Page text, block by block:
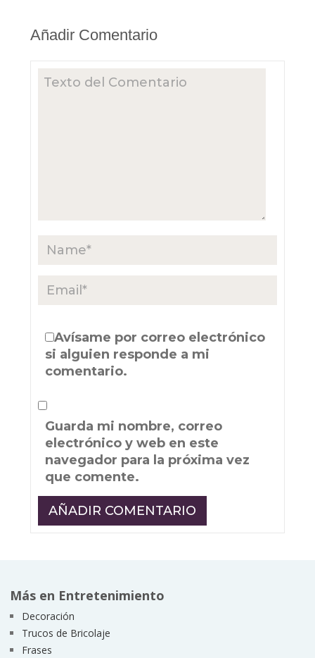
Añadir Comentario
Avísame por correo electrónico
si alguien responde a mi
comentario.
Guarda mi nombre, correo
electrónico y web en este
navegador para la próxima vez
que comente.
Más en Entretenimiento
Decoración
Trucos de Bricolaje
Frases